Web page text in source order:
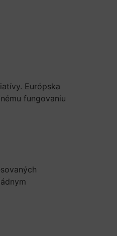
Európska
fungovaniu